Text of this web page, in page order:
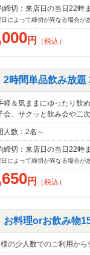
締切：来店日の当日22時
によって締切が異なる場合が
円 （税込）
2時間単品飲み放
軽＆気ままにゆったり飲
会、サクッと飲み会や二
人数：2名～
締切：来店日の当日22時
によって締切が異なる場合が
円 （税込）
お料理orお飲み物
の少人数でのご利用か